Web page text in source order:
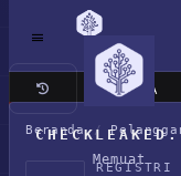
Memuat
Situs klasik
Beranda /
REGISTRI